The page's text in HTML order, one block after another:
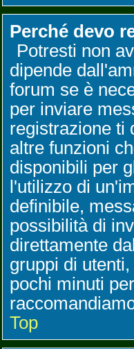
Perché devo
Potresti non
dipende
forum se è
per inviare
registrazione ti
altre funzioni
disponibili per
l'utilizzo di
definibile,
possibilità di
direttamente
gruppi di
pochi minuti
Top